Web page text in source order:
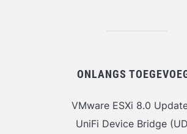
ONLANGS
VMware ESXi 8.0
UniFi Device Bridge